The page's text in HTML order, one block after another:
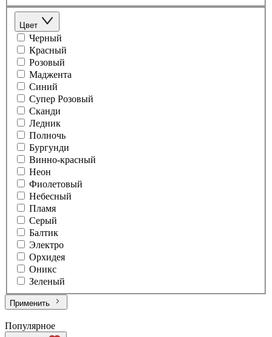
Цвет
Черный
Красный
Розовый
Маджента
Синий
Супер Розовый
Сканди
Ледник
Полночь
Бургунди
Винно-красный
Неон
Фиолетовый
Небесный
Пламя
Серый
Балтик
Электро
Орхидея
Оникс
Зеленый
Применить
Популярное